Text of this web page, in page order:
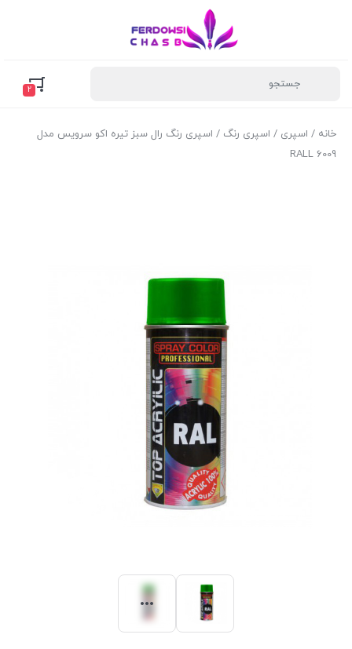
2
خانه / اسپری / اسپری رنگ / اسپری رنگ رال سبز تیره اکو سرویس مدل
RALL 6009